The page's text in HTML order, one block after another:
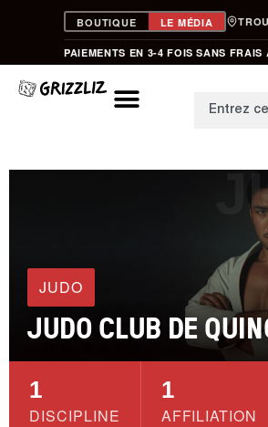
BOUTIQUE LE MÉDIA
PAIEMENTS EN 3-4 FOIS SANS FRAIS
JUDO
JUDO CLUB DE
1
DISCIPLINE
1
AFFILIATION